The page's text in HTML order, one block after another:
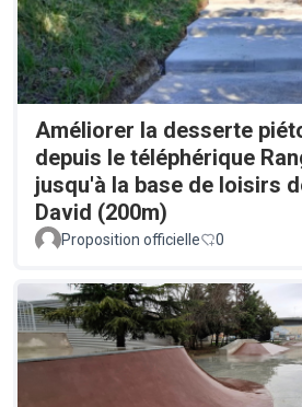
Améliorer la desserte
depuis le téléphérique
jusqu'à la base de loisirs
David (200m)
Proposition officielle 0